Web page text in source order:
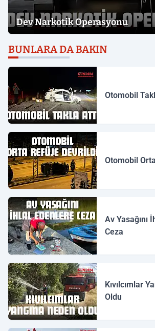
Dev Narkotik Operasyonu
BUNLARA DA BAKIN
Otomobil
Otomobil
Av Yasağını
Ceza
Kıvılcımlar
Oldu